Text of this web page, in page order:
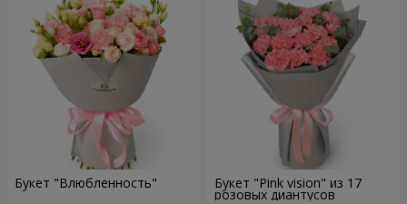
Букет "Влюбленность" Букет "Pink vision" из 17
розовых диантусов